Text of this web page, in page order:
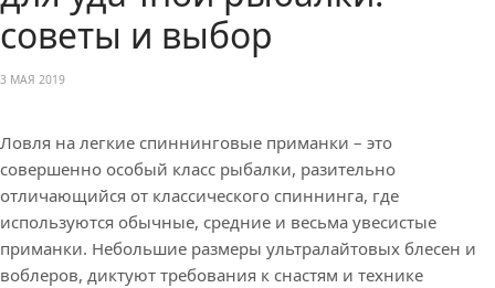
советы и выбор
3 МАЯ 2019
Ловля на легкие спиннинговые приманки – это
совершенно особый класс рыбалки, разительно
отличающийся от классического спиннинга, где
используются обычные, средние и весьма увесистые
приманки. Небольшие размеры ультралайтовых блесен и
воблеров, диктуют требования к снастям и технике